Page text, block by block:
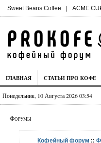
Sweet Beans Coffee | ACME
ГЛАВНАЯ СТАТЬИ ПРО КОФЕ
Понедельник, 10 Августа 2026 03:54
Форумы
Кофейный форум ::